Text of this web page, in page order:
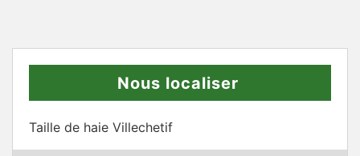
Nous localiser
Taille de haie Villechetif